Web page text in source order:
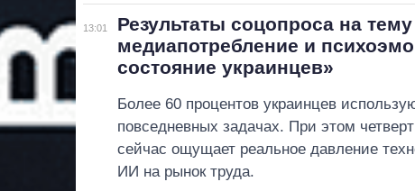
13:01
Результаты соцопроса на
медиапотребление и
состояние украинцев»
Более 60 процентов украинцев
повседневных задачах. При этом
сейчас ощущает реальное давление
ИИ на рынок труда.